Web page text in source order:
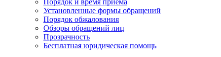
Порядок и время приема
Установленные формы обращений
Порядок обжалования
Обзоры обращений лиц
Прозрачность
Бесплатная юридическая помощь